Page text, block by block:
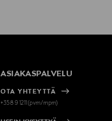
ASIAKASPALVELU
OTA YHTEYTTÄ
+358 9 1211(pvm/mpm)